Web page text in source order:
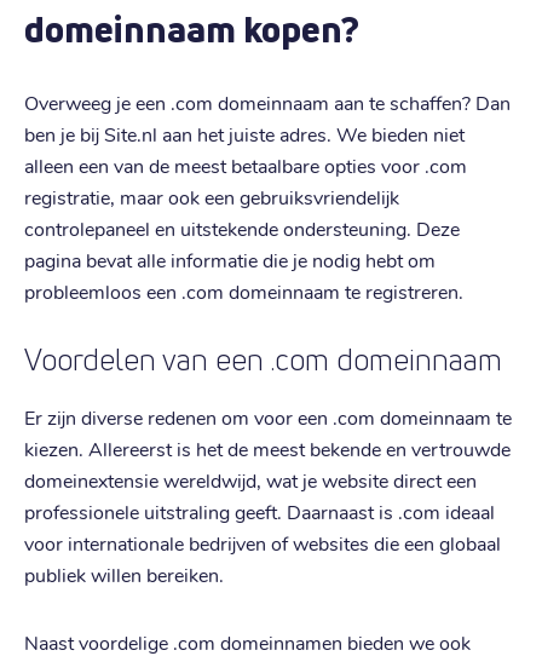
domeinnaam kopen?
Overweeg je een .com domeinnaam aan te schaffen? Dan
ben je bij Site.nl aan het juiste adres. We bieden niet
alleen een van de meest betaalbare opties voor .com
registratie, maar ook een gebruiksvriendelijk
controlepaneel en uitstekende ondersteuning. Deze
pagina bevat alle informatie die je nodig hebt om
probleemloos een .com domeinnaam te registreren.
Voordelen van een .com domeinnaam
Er zijn diverse redenen om voor een .com domeinnaam te
kiezen. Allereerst is het de meest bekende en vertrouwde
domeinextensie wereldwijd, wat je website direct een
professionele uitstraling geeft. Daarnaast is .com ideaal
voor internationale bedrijven of websites die een globaal
publiek willen bereiken.
Naast voordelige .com domeinnamen bieden we ook